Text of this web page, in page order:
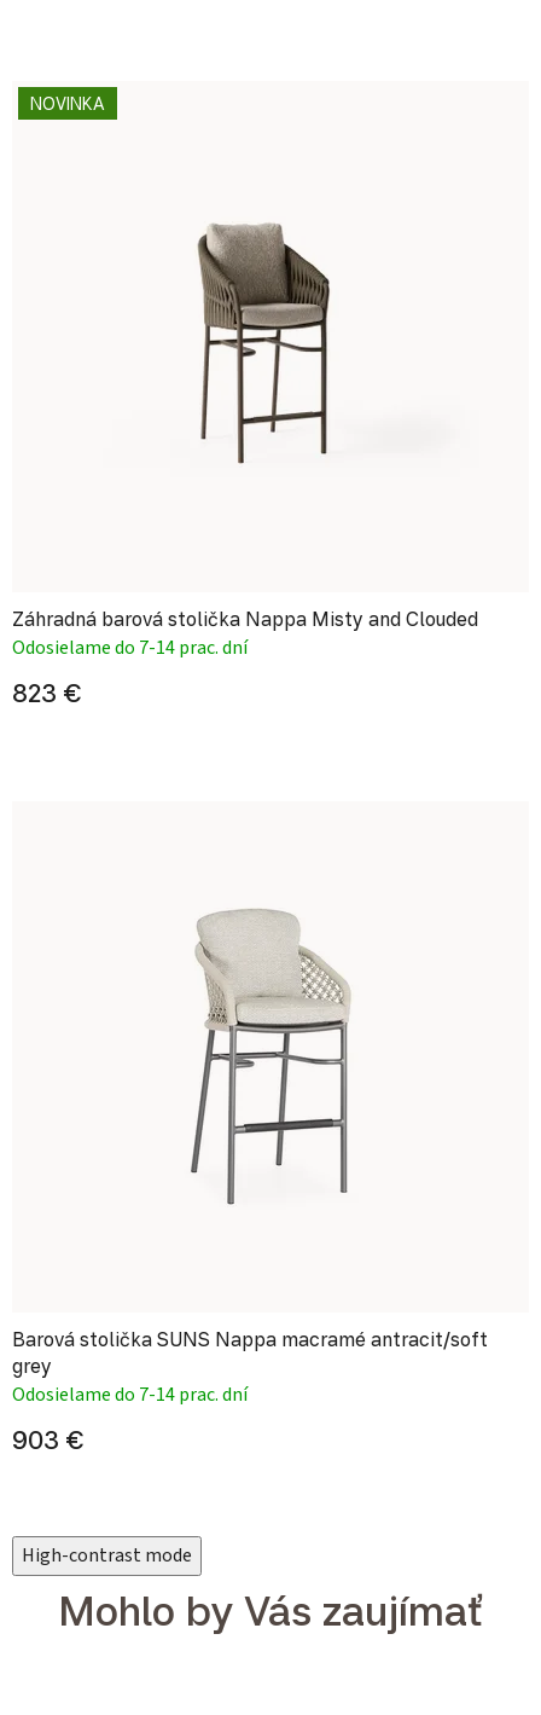
NOVINKA
Záhradná barová stolička Nappa Misty and Clouded
Odosielame do 7-14 prac. dní
823 €
Barová stolička SUNS Nappa macramé antracit/soft
grey
Odosielame do 7-14 prac. dní
903 €
High-contrast mode
Mohlo by Vás zaujímať